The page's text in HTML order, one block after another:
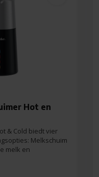
Hot en
& Cold biedt vier
Melkschuim
melk en